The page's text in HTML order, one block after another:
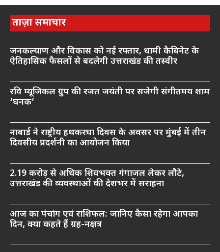
ताज़ा समाचार
जनकल्याण और विकास को नई रफ्तार, धामी कैबिनेट के
ऐतिहासिक फैसलों से बदलेगी उत्तराखंड की तस्वीर
रवि म्यूजिकल ग्रुप की रजत जयंती पर सजेगी संगीतमय शाम
‘घनक’
नाबार्ड ने राष्ट्रीय हथकरघा दिवस के अवसर पर मुंबई में तीन
दिवसीय प्रदर्शनी का आयोजन किया
2.19 करोड़ से अधिक शिवभक्त गंगाजल लेकर लौटे,
उत्तराखंड की व्यवस्थाओं की देशभर में सराहना
आज का पंचांग एवं राशिफल: जानिए कैसा रहेगा आपका
दिन, क्या कहते हैं ग्रह-नक्षत्र